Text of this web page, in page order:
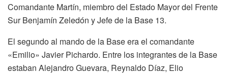
Comandante Martín, miembro del Estado Mayor del Frente
Sur Benjamín Zeledón y Jefe de la Base 13.
El segundo al mando de la Base era el comandante
«Emilio» Javier Pichardo. Entre los integrantes de la Base
estaban Alejandro Guevara, Reynaldo Díaz, Elio